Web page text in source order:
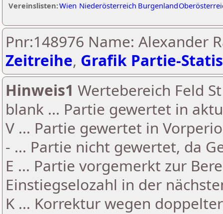
Vereinslisten:Wien Niederösterreich Burgenland
Pnr:148976 Name: Alexander
Zeitreihe, Grafik Partie-
Hinweis1 Wertebereich Feld
blank ... Partie gewertet in
V ... Partie gewertet in
- ... Partie nicht gewertet, da
E ... Partie vorgemerkt zur
Einstiegselozahl in der
K ... Korrektur wegen